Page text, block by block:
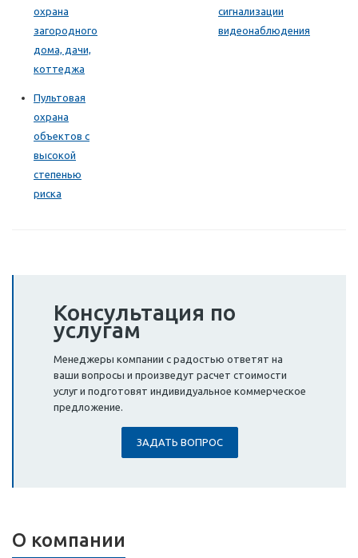
охрана
загородного
дома, дачи,
коттеджа
сигнализации
видеонаблюдения
Пультовая
охрана
объектов с
высокой
степенью
риска
Консультация по
услугам
Менеджеры компании с радостью ответят на
ваши вопросы и произведут расчет стоимости
услуг и подготовят индивидуальное коммерческое
предложение.
ЗАДАТЬ ВОПРОС
О компании